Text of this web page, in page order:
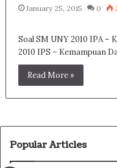
January 25, 2015 0
Soal SM UNY 2010 IPA –
2010 IPS – Kemampuan
Read More »
Popular Articles